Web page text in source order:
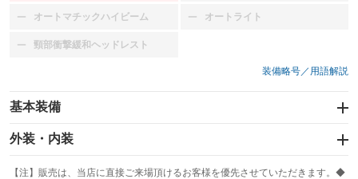
オートマチックハイビーム
：装備なし オートライト
：装備なし
頸部衝撃緩和ヘッドレスト
：装備なし
装備略号／用語解説
基本装備
エアバッグ：運転席/助手席/サイド
：装備あり
：装備なし
外装・内装
カーナビ：メモリーナビ他
：装備あり
【注】販売は、当店に直接ご来場頂けるお客様を優先させていただきます。◆